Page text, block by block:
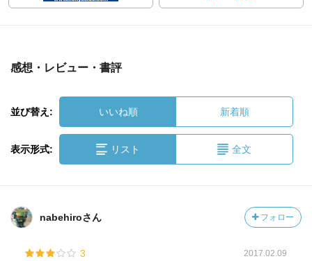
感想・レビュー・書評
並び替え: いいね順 新着順
表示形式: リスト 全文
nabehiroさん フォロー
3 2017.02.09